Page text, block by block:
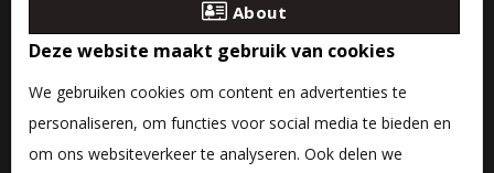
About
Deze website maakt gebruik van cookies
We gebruiken cookies om content en advertenties te
personaliseren, om functies voor social media te bieden en
om ons websiteverkeer te analyseren. Ook delen we